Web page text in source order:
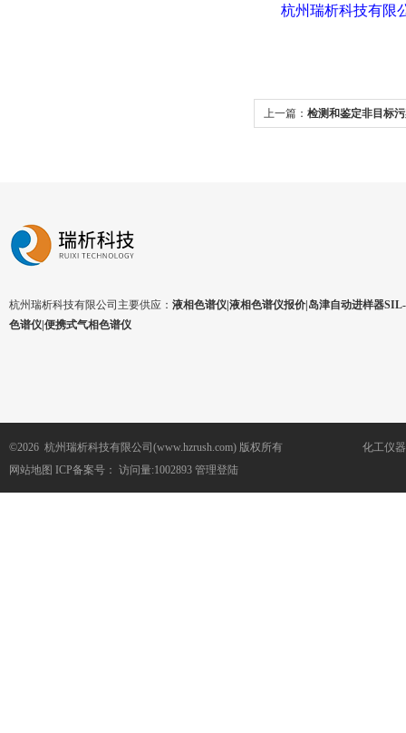
杭州瑞析科技有限
上一篇： 检测和鉴定非目标
杭州瑞析科技有限公司主要供应： 液相色谱仪|液相色谱仪报价|岛津自动进样器
色谱仪|便携式气相色谱仪
©2026 杭州瑞析科技有限公司(www.hzrush.com) 版权所有
网站地图 ICP备案号： 访问量:1002893 管理登陆
化工仪